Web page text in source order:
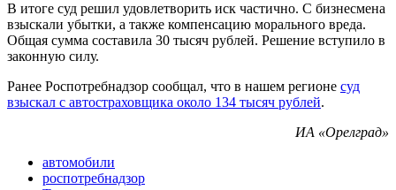
В итоге суд решил удовлетворить иск частично. С бизнесмена
взыскали убытки, а также компенсацию морального вреда.
Общая сумма составила 30 тысяч рублей. Решение вступило в
законную силу.
Ранее Роспотребнадзор сообщал, что в нашем регионе суд
взыскал с автостраховщика около 134 тысяч рублей.
ИА «Орелград»
автомобили
роспотребнадзор